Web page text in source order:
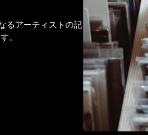
るアーティストの記
。